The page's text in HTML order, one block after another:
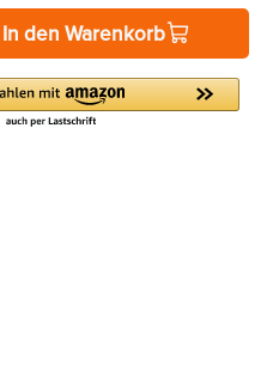
In den Warenkorb